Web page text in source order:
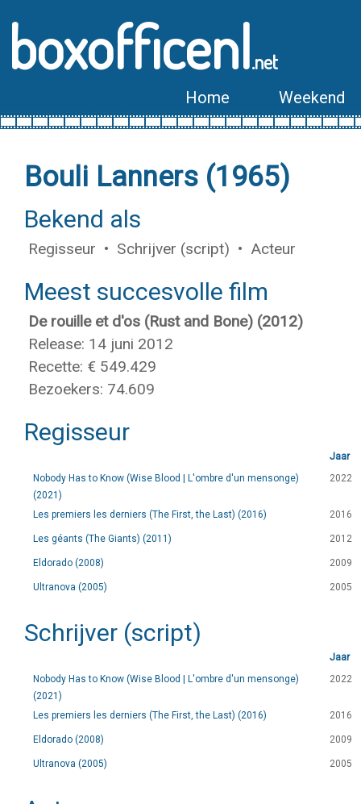
boxofficenl.net
Home Weekend
Bouli Lanners (1965)
Bekend als
Regisseur • Schrijver (script) • Acteur
Meest succesvolle film
De rouille et d'os (Rust and Bone) (2012)
Release: 14 juni 2012
Recette: € 549.429
Bezoekers: 74.609
Regisseur
Jaar
Nobody Has to Know (Wise Blood | L'ombre d'un mensonge)
(2021)
2022
Les premiers les derniers (The First, the Last) (2016) 2016
Les géants (The Giants) (2011) 2012
Eldorado (2008) 2009
Ultranova (2005) 2005
Schrijver (script)
Jaar
Nobody Has to Know (Wise Blood | L'ombre d'un mensonge)
(2021)
2022
Les premiers les derniers (The First, the Last) (2016) 2016
Eldorado (2008) 2009
Ultranova (2005) 2005